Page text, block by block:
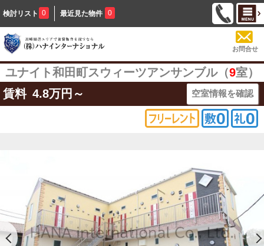
検討リスト 0 最近見た物件 0
お問合せ
ユナイト和田町スウィーツアンサンブル（9室）
賃料 4.8万円～ 空室情報を確認